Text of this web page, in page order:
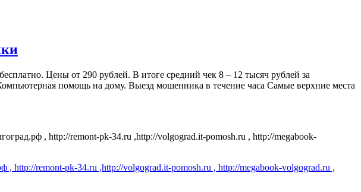
Цены от 290 рублей. В итоге средний чек 8 – 12 тысяч рублей за
помощь на дому. Выезд мошенника в течение часа Самые верхние места
, http://remont-pk-34.ru ,http://volgograd.it-pomosh.ru , http://megabook-
http://remont-pk-34.ru ,http://volgograd.it-pomosh.ru , http://megabook-volgograd.ru ,